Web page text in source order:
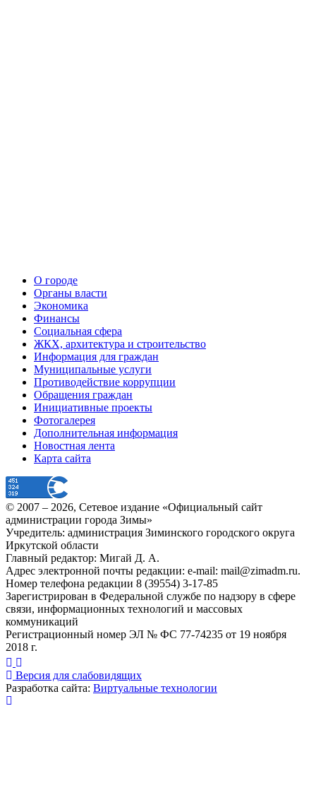
О городе
Органы власти
Экономика
Финансы
Социальная сфера
ЖКХ, архитектура и строительство
Информация для граждан
Муниципальные услуги
Противодействие коррупции
Обращения граждан
Инициативные проекты
Фотогалерея
Дополнительная информация
Новостная лента
Карта сайта
© 2007 – 2026, Сетевое издание «Официальный сайт
администрации города Зимы»
Учредитель: администрация Зиминского городского округа
Иркутской области
Главный редактор: Мигай Д. А.
Адрес электронной почты редакции: e-mail: mail@zimadm.ru.
Номер телефона редакции 8 (39554) 3-17-85
Зарегистрирован в Федеральной службе по надзору в сфере
связи, информационных технологий и массовых
коммуникаций
Регистрационный номер ЭЛ № ФС 77-74235 от 19 ноября
2018 г.
Версия для слабовидящих
Разработка сайта: Виртуальные технологии